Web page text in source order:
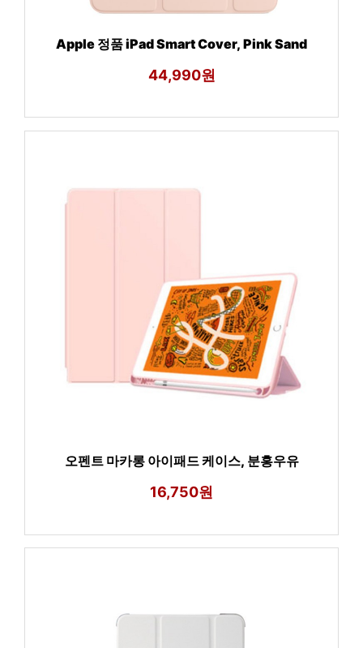
Apple 정품 iPad Smart Cover, Pink Sand
44,990원
오펜트 마카롱 아이패드 케이스, 분홍우유
16,750원